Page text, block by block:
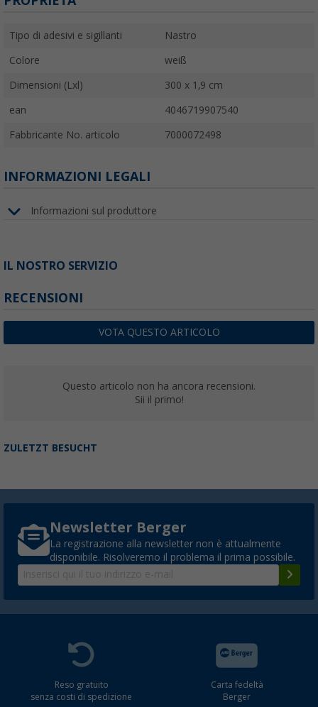
Tipo di adesivi e sigillanti Nastro
Colore weiß
Dimensioni (Lxl) 300 x 1,9 cm
ean 4046719907540
Fabbricante No. articolo 7000072498
INFORMAZIONI LEGALI
Informazioni sul produttore
IL NOSTRO SERVIZIO
RECENSIONI
VOTA QUESTO ARTICOLO
Questo articolo non ha ancora recensioni.
Sii il primo!
ZULETZT BESUCHT
Newsletter Berger
La registrazione alla newsletter non è attualmente
disponibile. Risolveremo il problema il prima possibile.
Reso gratuito
senza costi di spedizione
Carta fedeltà
Berger